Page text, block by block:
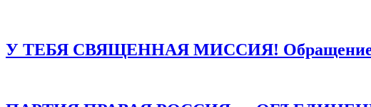
У ТЕБЯ СВЯЩЕННАЯ МИССИЯ! Обращение к